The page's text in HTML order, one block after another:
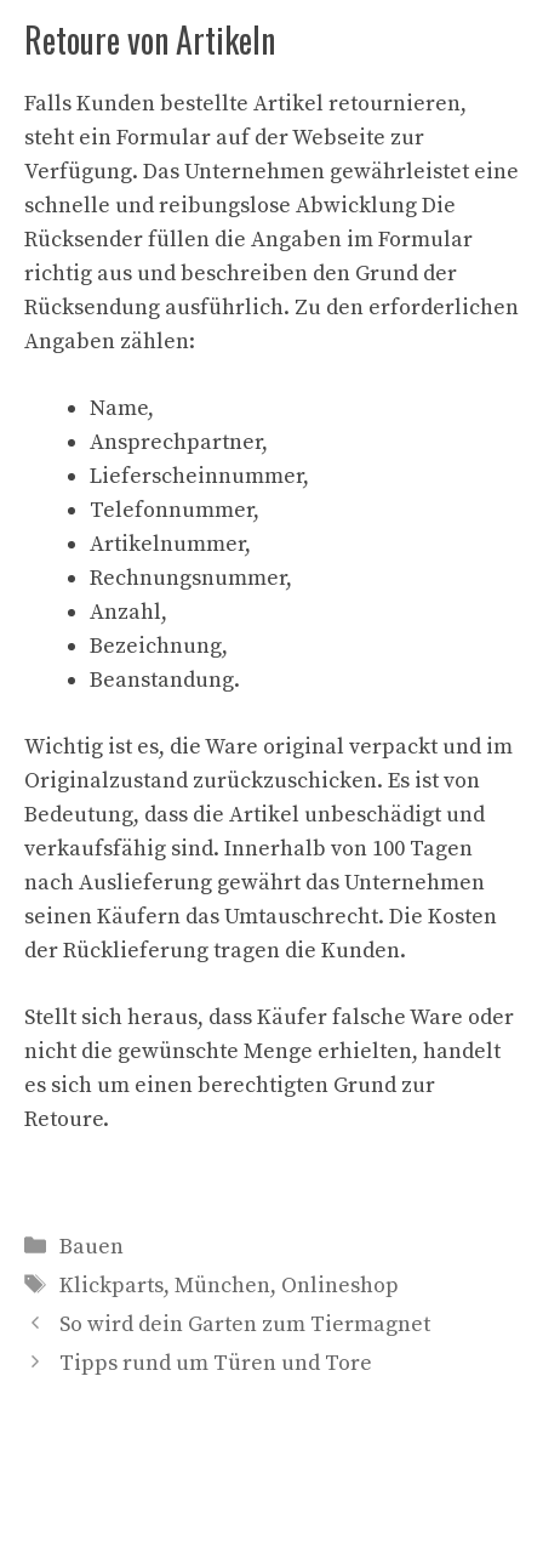
Retoure von Artikeln
Falls Kunden bestellte Artikel retournieren,
steht ein Formular auf der Webseite zur
Verfügung. Das Unternehmen gewährleistet eine
schnelle und reibungslose Abwicklung Die
Rücksender füllen die Angaben im Formular
richtig aus und beschreiben den Grund der
Rücksendung ausführlich. Zu den erforderlichen
Angaben zählen:
Name,
Ansprechpartner,
Lieferscheinnummer,
Telefonnummer,
Artikelnummer,
Rechnungsnummer,
Anzahl,
Bezeichnung,
Beanstandung.
Wichtig ist es, die Ware original verpackt und im
Originalzustand zurückzuschicken. Es ist von
Bedeutung, dass die Artikel unbeschädigt und
verkaufsfähig sind. Innerhalb von 100 Tagen
nach Auslieferung gewährt das Unternehmen
seinen Käufern das Umtauschrecht. Die Kosten
der Rücklieferung tragen die Kunden.
Stellt sich heraus, dass Käufer falsche Ware oder
nicht die gewünschte Menge erhielten, handelt
es sich um einen berechtigten Grund zur
Retoure.
Kategorien
Bauen
Schlagwörter
Klickparts, München, Onlineshop
So wird dein Garten zum Tiermagnet
Tipps rund um Türen und Tore